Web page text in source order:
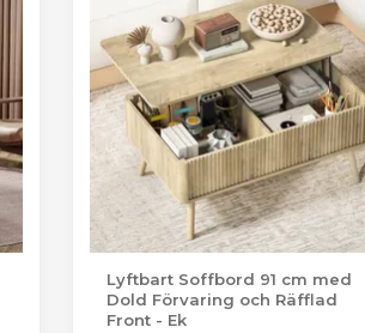
Lyftbart Soffbord 91 cm med
Dold Förvaring och Räfflad
Front - Ek